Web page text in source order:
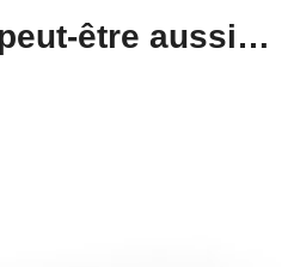
être aussi…